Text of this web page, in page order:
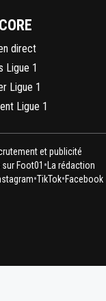
direct
Ligue 1
Ligue 1
Ligue 1
et publicité
Foot01 • La rédaction
•TikTok•Facebook